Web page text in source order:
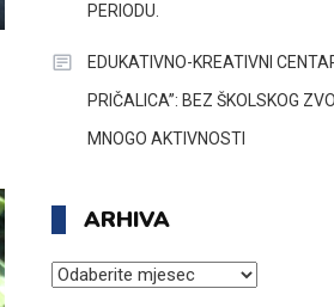
PERIODU.
EDUKATIVNO-KREATIVNI
PRIČALICA”: BEZ ŠKOLSKOG
MNOGO AKTIVNOSTI
ARHIVA
ARHIVA